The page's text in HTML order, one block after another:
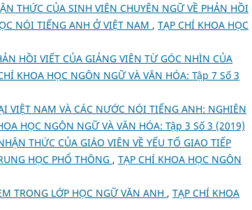
THỨC CỦA SINH VIÊN CHUYÊN NGỮ VỀ PHẢN HỒI
NÓI TIẾNG ANH Ở VIỆT NAM , TẠP CHÍ KHOA HỌC
HỒI VIẾT CỦA GIẢNG VIÊN TỪ GÓC NHÌN CỦA
KHOA HỌC NGÔN NGỮ VÀ VĂN HÓA: Tập 7 Số 3
VIỆT NAM VÀ CÁC NƯỚC NÓI TIẾNG ANH: NGHIÊN
HỌC NGÔN NGỮ VÀ VĂN HÓA: Tập 3 Số 3 (2019)
THỨC CỦA GIÁO VIÊN VỀ YẾU TỐ GIAO TIẾP
HỌC PHỔ THÔNG , TẠP CHÍ KHOA HỌC NGÔN
TRONG LỚP HỌC NGỮ VĂN ANH , TẠP CHÍ KHOA